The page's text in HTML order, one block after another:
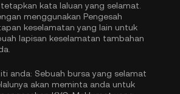
kata laluan yang selamat.
menggunakan Pengesah
keselamatan yang lain untuk
lapisan keselamatan tambahan
anda: Sebuah bursa yang selamat
akan meminta anda untuk